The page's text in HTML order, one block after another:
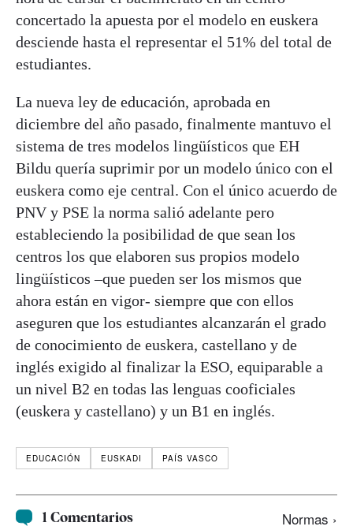
concertado la apuesta por el modelo en euskera
desciende hasta el representar el 51% del total de
estudiantes.
La nueva ley de educación, aprobada en
diciembre del año pasado, finalmente mantuvo el
sistema de tres modelos lingüísticos que EH
Bildu quería suprimir por un modelo único con el
euskera como eje central. Con el único acuerdo de
PNV y PSE la norma salió adelante pero
estableciendo la posibilidad de que sean los
centros los que elaboren sus propios modelo
lingüísticos –que pueden ser los mismos que
ahora están en vigor- siempre que con ellos
aseguren que los estudiantes alcanzarán el grado
de conocimiento de euskera, castellano y de
inglés exigido al finalizar la ESO, equiparable a
un nivel B2 en todas las lenguas cooficiales
(euskera y castellano) y un B1 en inglés.
EDUCACIÓN EUSKADI PAÍS VASCO
1 Comentarios Normas ›